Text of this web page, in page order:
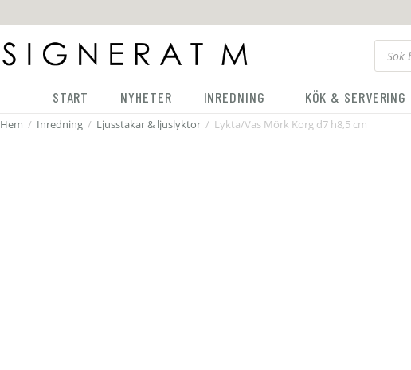
START NYHETER INREDNING KÖK & SERVERING
Hem / Inredning / Ljusstakar & ljuslyktor / Lykta/Vas Mörk Korg d7 h8,5 cm